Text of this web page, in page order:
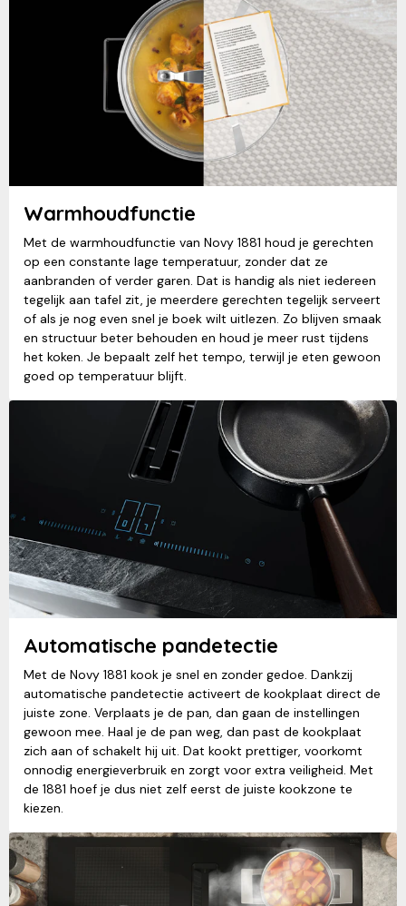
Warmhoudfunctie
Met de warmhoudfunctie van Novy 1881 houd je gerechten
op een constante lage temperatuur, zonder dat ze
aanbranden of verder garen. Dat is handig als niet iedereen
tegelijk aan tafel zit, je meerdere gerechten tegelijk serveert
of als je nog even snel je boek wilt uitlezen. Zo blijven smaak
en structuur beter behouden en houd je meer rust tijdens
het koken. Je bepaalt zelf het tempo, terwijl je eten gewoon
goed op temperatuur blijft.
Automatische pandetectie
Met de Novy 1881 kook je snel en zonder gedoe. Dankzij
automatische pandetectie activeert de kookplaat direct de
juiste zone. Verplaats je de pan, dan gaan de instellingen
gewoon mee. Haal je de pan weg, dan past de kookplaat
zich aan of schakelt hij uit. Dat kookt prettiger, voorkomt
onnodig energieverbruik en zorgt voor extra veiligheid. Met
de 1881 hoef je dus niet zelf eerst de juiste kookzone te
kiezen.